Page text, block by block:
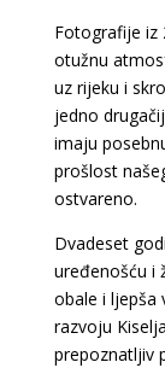
Fotografije iz
otužnu
uz rijeku i
jedno
imaju
prošlost
ostvareno.
Dvadeset
uređenošću i
obale i ljepša
razvoju
prepoznatljiv